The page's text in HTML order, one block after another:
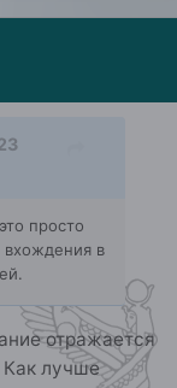
просто
вхождения в
отражается
Как лучше